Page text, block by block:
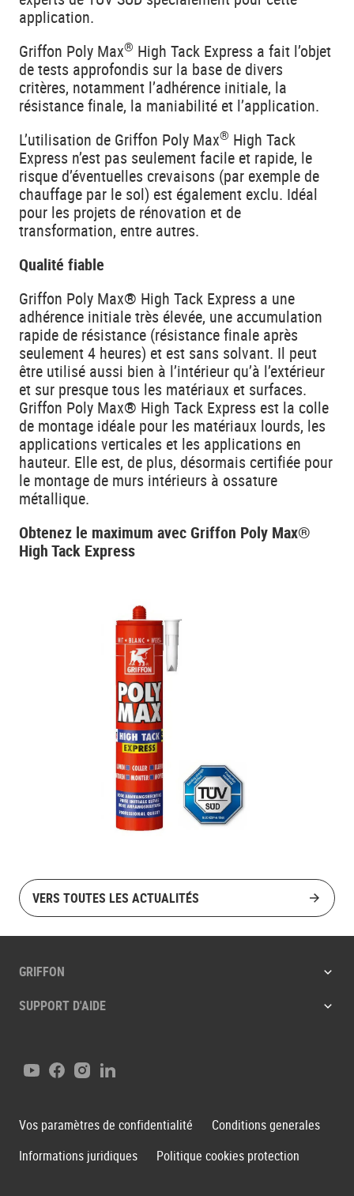
application.
Griffon Poly Max® High Tack Express a fait l’objet
de tests approfondis sur la base de divers
critères, notamment l’adhérence initiale, la
résistance finale, la maniabilité et l’application.
L’utilisation de Griffon Poly Max® High Tack
Express n’est pas seulement facile et rapide, le
risque d’éventuelles crevaisons (par exemple de
chauffage par le sol) est également exclu. Idéal
pour les projets de rénovation et de
transformation, entre autres.
Qualité fiable
Griffon Poly Max® High Tack Express a une
adhérence initiale très élevée, une accumulation
rapide de résistance (résistance finale après
seulement 4 heures) et est sans solvant. Il peut
être utilisé aussi bien à l’intérieur qu’à l’extérieur
et sur presque tous les matériaux et surfaces.
Griffon Poly Max® High Tack Express est la colle
de montage idéale pour les matériaux lourds, les
applications verticales et les applications en
hauteur. Elle est, de plus, désormais certifiée pour
le montage de murs intérieurs à ossature
métallique.
Obtenez le maximum avec Griffon Poly Max®
High Tack Express
VERS TOUTES LES ACTUALITÉS
GRIFFON
SUPPORT D'AIDE
YoutubeFacebook
Instagram
LinkedIn
Vos paramètres de confidentialité
Conditions generales
Informations juridiques
Politique cookies protection